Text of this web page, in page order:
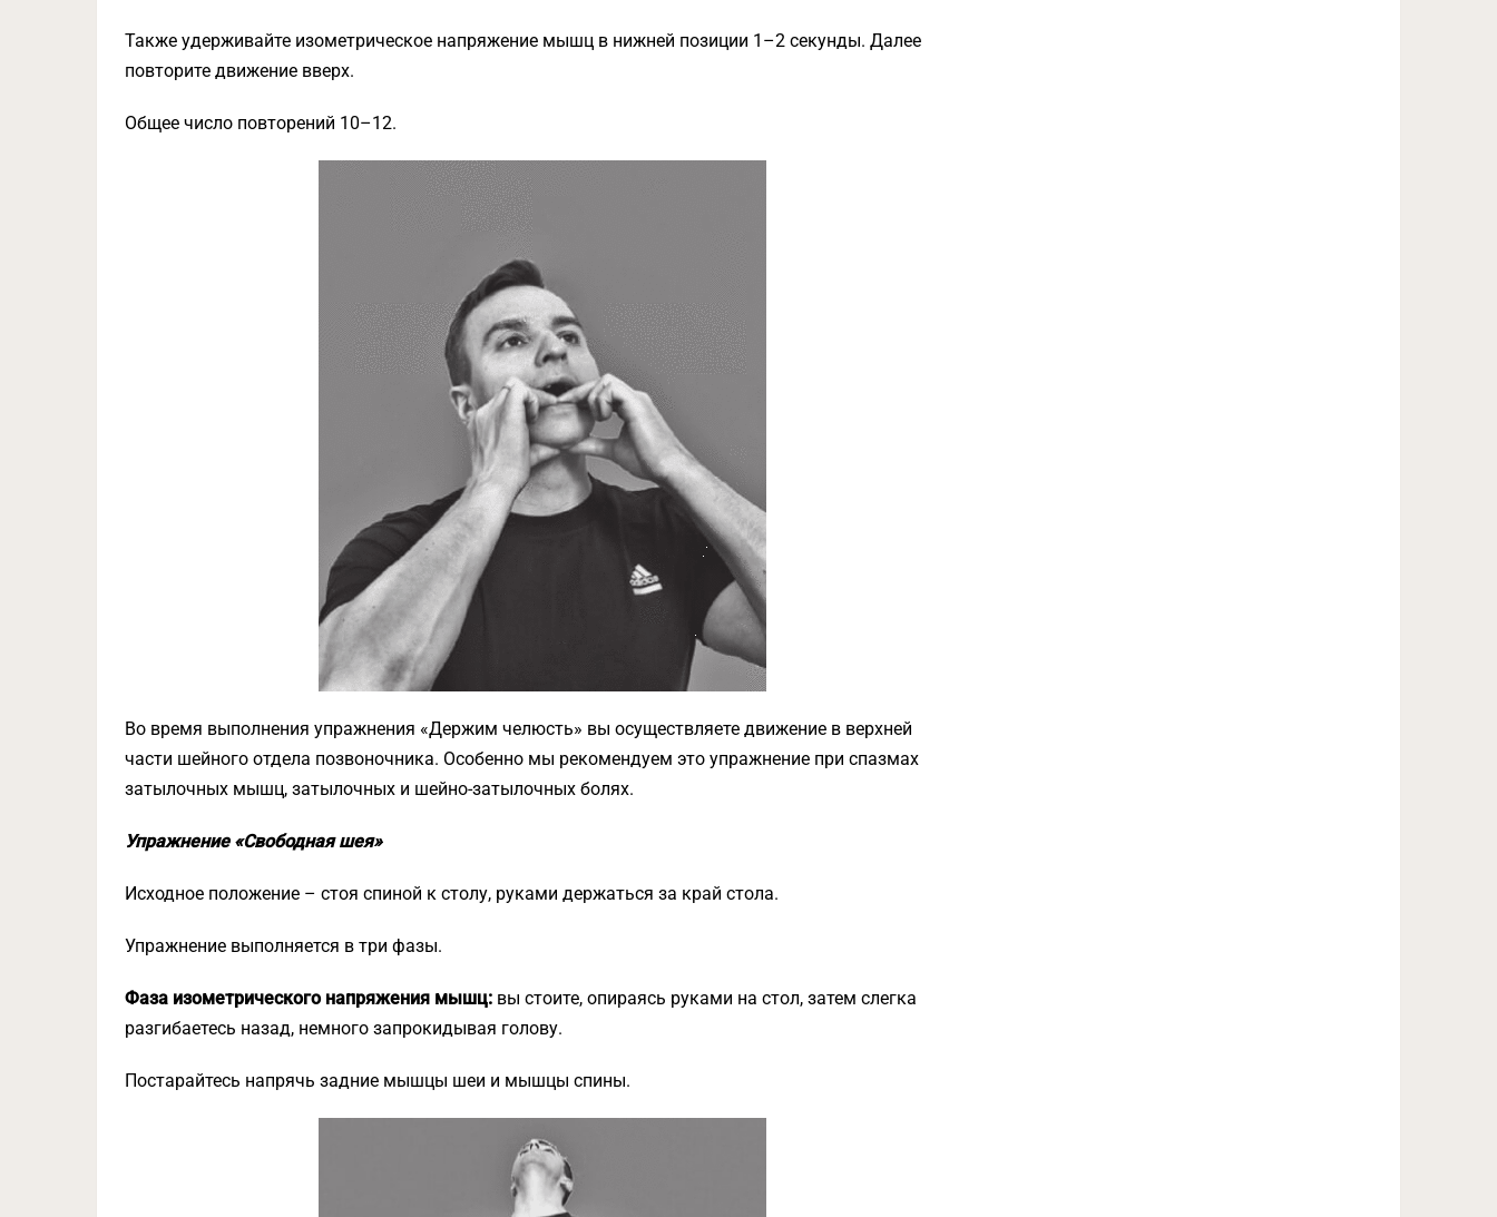
Также удерживайте изометрическое напряжение мышц в нижней позиции 1–2 секунды. Далее
повторите движение вверх.
Общее число повторений 10–12.
Во время выполнения упражнения «Держим челюсть» вы осуществляете движение в верхней
части шейного отдела позвоночника. Особенно мы рекомендуем это упражнение при спазмах
затылочных мышц, затылочных и шейно-затылочных болях.
Упражнение «Свободная шея»
Исходное положение – стоя спиной к столу, руками держаться за край стола.
Упражнение выполняется в три фазы.
Фаза изометрического напряжения мышц: вы стоите, опираясь руками на стол, затем слегка
разгибаетесь назад, немного запрокидывая голову.
Постарайтесь напрячь задние мышцы шеи и мышцы спины.